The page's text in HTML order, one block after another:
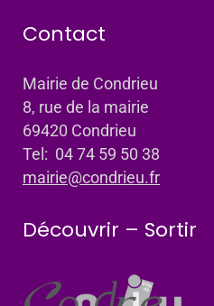
Contact
Mairie de Condrieu
8, rue de la mairie
69420 Condrieu
Tel: 04 74 59 50 38
mairie@condrieu.fr
Découvrir – Sortir